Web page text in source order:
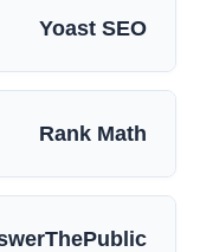
Yoast SEO
Rank Math